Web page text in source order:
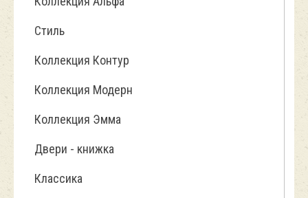
Стиль
Коллекция Контур
Коллекция Модерн
Коллекция Эмма
Двери - книжка
Классика